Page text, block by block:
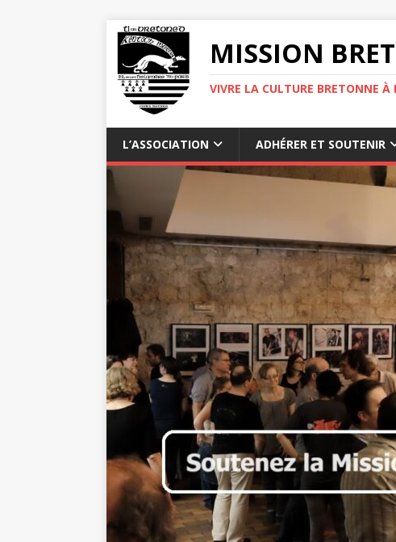
MISSION
VIVRE LA CULTURE BRETONNE À
L’ASSOCIATION ADHÉRER ET SOUTENIR